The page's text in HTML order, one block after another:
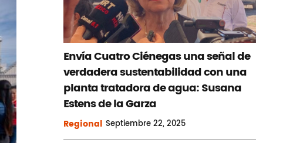
Envía Cuatro Ciénegas una señal de
verdadera sustentabilidad con una
planta tratadora de agua: Susana
Estens de la Garza
Regional Septiembre22, 2025